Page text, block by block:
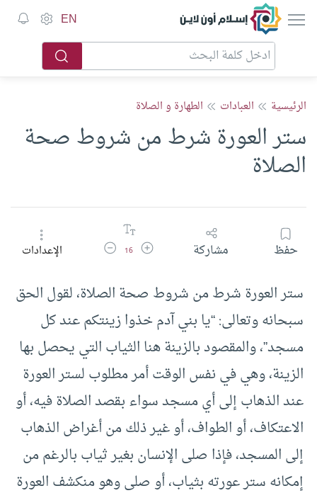
إسلام أون لاين EN
الرئيسية العبادات الطهارة و الصلاة
ستر العورة شرط من شروط صحة
الصلاة
حفظ مشاركة زيادة حجم الخط
16 تقليل حجم الخطالإعدادات
ستر العورة شرط من شروط صحة الصلاة، لقول الحق
سبحانه وتعالى: “يا بني آدم خذوا زينتكم عند كل
مسجد”، والمقصود بالزينة هنا الثياب التي يحصل بها
الزينة، وهي في نفس الوقت أمر مطلوب لستر العورة
عند الذهاب إلى أي مسجد سواء بقصد الصلاة فيه، أو
الاعتكاف، أو الطواف، أو غير ذلك من أغراض الذهاب
إلى المسجد، فإذا صلى الإنسان بغير ثياب بالرغم من
إمكانه ستر عورته بثياب، أو صلى وهو منكشف العورة